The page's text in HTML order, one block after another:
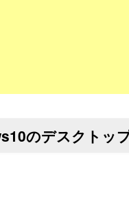
のデスクトッ